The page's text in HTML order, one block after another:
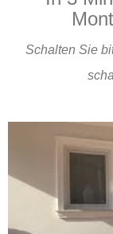
Schalten Sie